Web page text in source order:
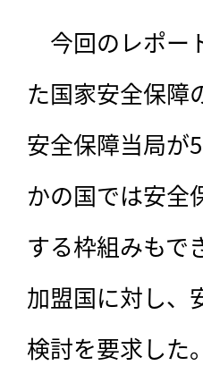
今回のレポー
た国家安全保障
安全保障当局が
かの国では安全
する枠組みもで
加盟国に対し、
検討を要求した